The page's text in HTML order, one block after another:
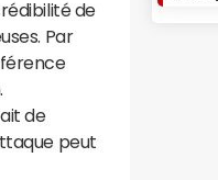
de
Par
de
peut